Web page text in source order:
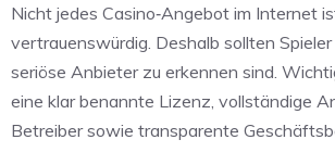
Nicht jedes Casino‑Angebot im Internet
vertrauenswürdig. Deshalb sollten
seriöse Anbieter zu erkennen sind.
eine klar benannte Lizenz, vollständige
Betreiber sowie transparente